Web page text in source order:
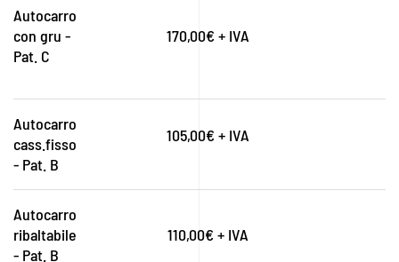
Autocarro
con gru -
Pat. C
170,00€ + IVA
Autocarro
cass.fisso
- Pat. B
105,00€ + IVA
Autocarro
ribaltabile
- Pat. B
110,00€ + IVA